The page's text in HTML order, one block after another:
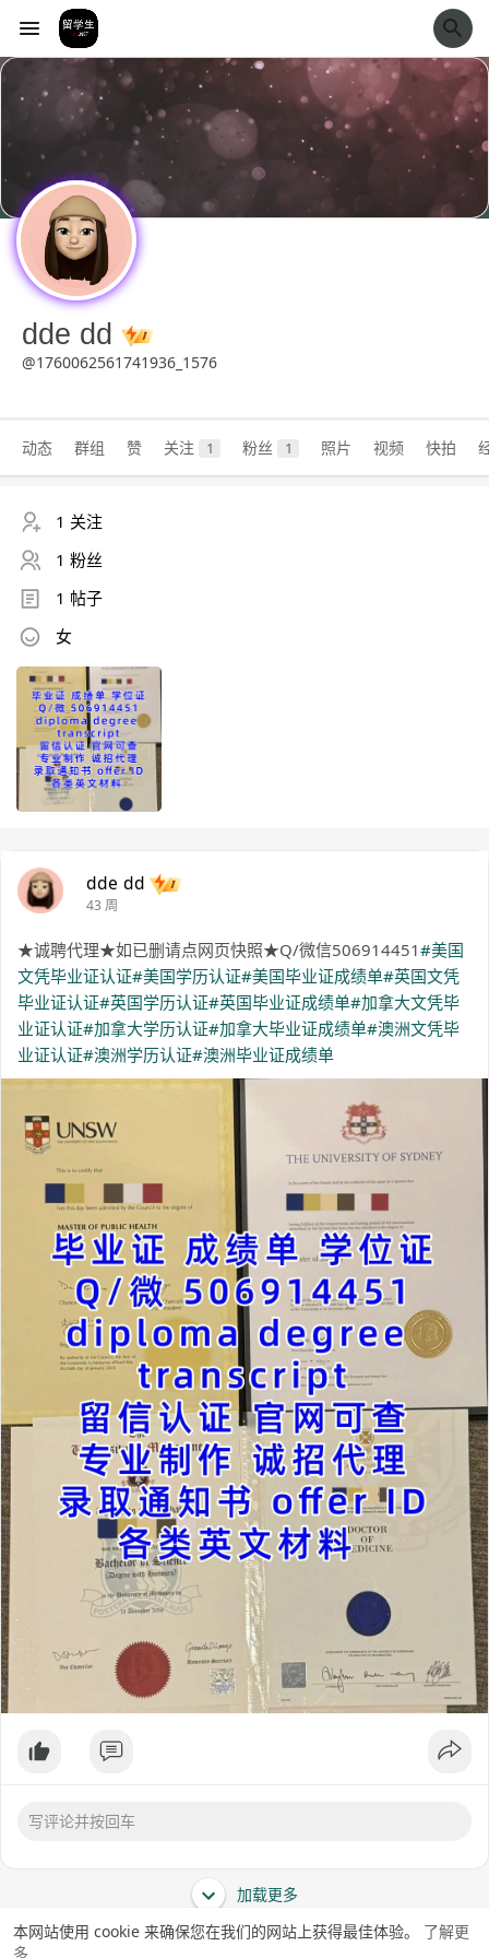
本网站使用 cookie 来确保您在我们的网站上获得最佳体验。 了解更
多
经验市
dde dd
@1760062561741936_1576
动态 群组 赞 关注 1 粉丝 1 照片 视频 快拍
1 关注
1 粉丝
1 帖子
女
dde dd
43 周
★诚聘代理★如已删请点网页快照★Q/微信506914451#美国
文凭毕业证认证#美国学历认证#美国毕业证成绩单#英国文凭
毕业证认证#英国学历认证#英国毕业证成绩单#加拿大文凭毕
业证认证#加拿大学历认证#加拿大毕业证成绩单#澳洲文凭毕
业证认证#澳洲学历认证#澳洲毕业证成绩单
加载更多